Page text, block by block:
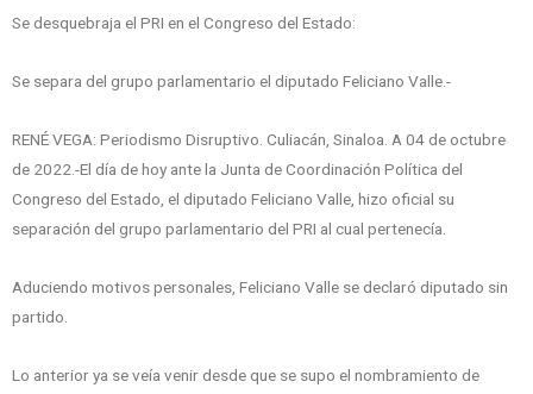
Se desquebraja el PRI en el Congreso del Estado:
Se separa del grupo parlamentario el diputado Feliciano Valle.-
RENÉ VEGA: Periodismo Disruptivo. Culiacán, Sinaloa. A 04 de octubre
de 2022.-El día de hoy ante la Junta de Coordinación Política del
Congreso del Estado, el diputado Feliciano Valle, hizo oficial su
separación del grupo parlamentario del PRI al cual pertenecía.
Aduciendo motivos personales, Feliciano Valle se declaró diputado sin
partido.
Lo anterior ya se veía venir desde que se supo el nombramiento de